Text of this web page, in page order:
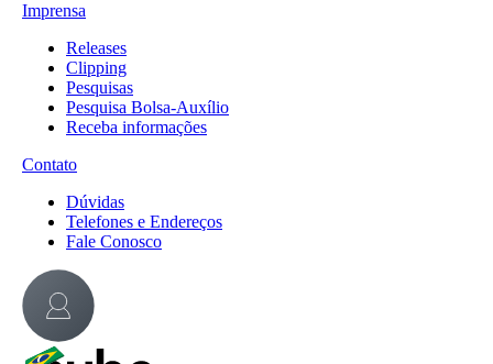
Imprensa
Releases
Clipping
Pesquisas
Pesquisa Bolsa-Auxílio
Receba informações
Contato
Dúvidas
Telefones e Endereços
Fale Conosco